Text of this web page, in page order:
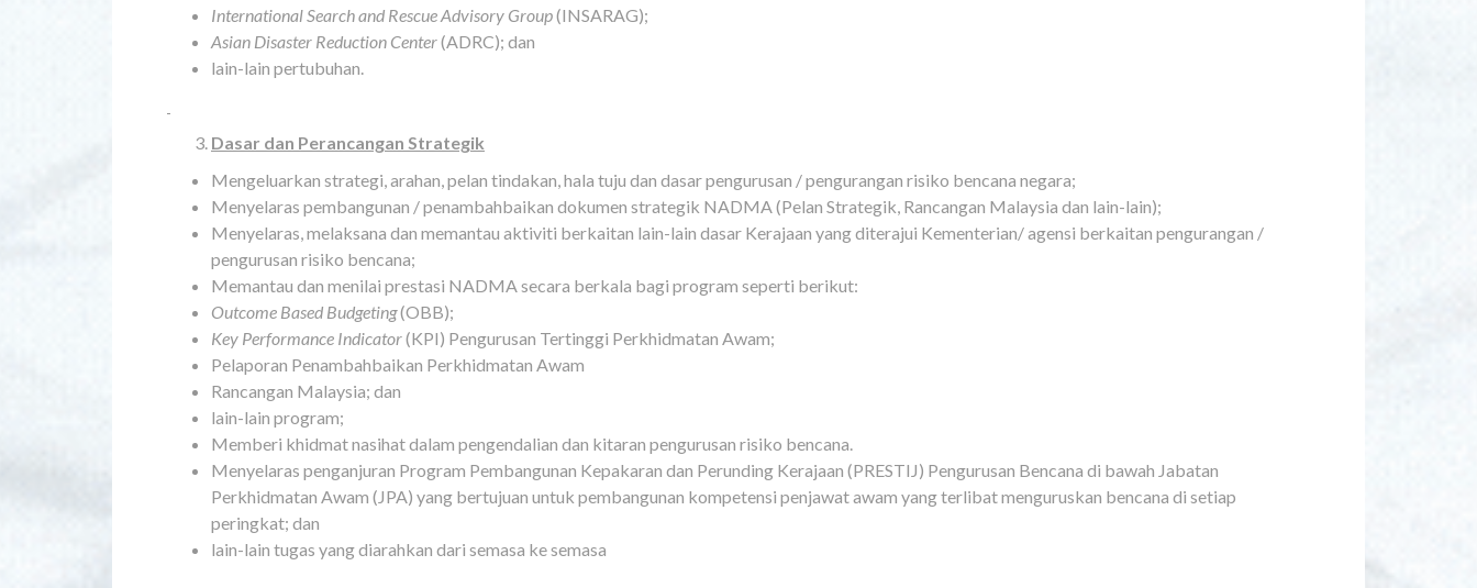
International Search and Rescue Advisory Group(INSARAG);
Asian Disaster Reduction Center(ADRC); dan
lain-lain pertubuhan.
Dasar dan Perancangan Strategik
Mengeluarkan strategi, arahan, pelan tindakan, hala tuju dan dasar pengurusan / pengurangan risiko bencana negara;
Menyelaras pembangunan / penambahbaikan dokumen strategik NADMA (Pelan Strategik, Rancangan Malaysia dan lain-lain);
Menyelaras, melaksana dan memantau aktiviti berkaitan lain-lain dasar Kerajaan yang diterajui Kementerian/ agensi berkaitan pengurangan /
pengurusan risiko bencana;
Memantau dan menilai prestasi NADMA secara berkala bagi program seperti berikut:
Outcome Based Budgeting(OBB);
Key Performance Indicator(KPI) Pengurusan Tertinggi Perkhidmatan Awam;
Pelaporan Penambahbaikan Perkhidmatan Awam
Rancangan Malaysia; dan
lain-lain program;
Memberi khidmat nasihat dalam pengendalian dan kitaran pengurusan risiko bencana.
Menyelaras penganjuran Program Pembangunan Kepakaran dan Perunding Kerajaan (PRESTIJ) Pengurusan Bencana di bawah Jabatan
Perkhidmatan Awam (JPA) yang bertujuan untuk pembangunan kompetensi penjawat awam yang terlibat menguruskan bencana di setiap
peringkat; dan
lain-lain tugas yang diarahkan dari semasa ke semasa